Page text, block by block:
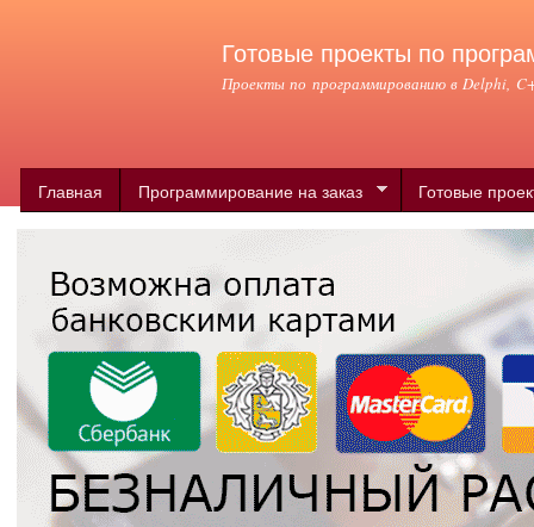
Готовые проекты по
Проекты по программированию в Delphi,
Главная Программирование на заказ Готовые